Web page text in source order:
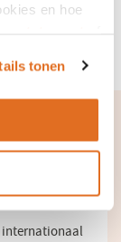
en hoe
tonen
7522.
internationaal